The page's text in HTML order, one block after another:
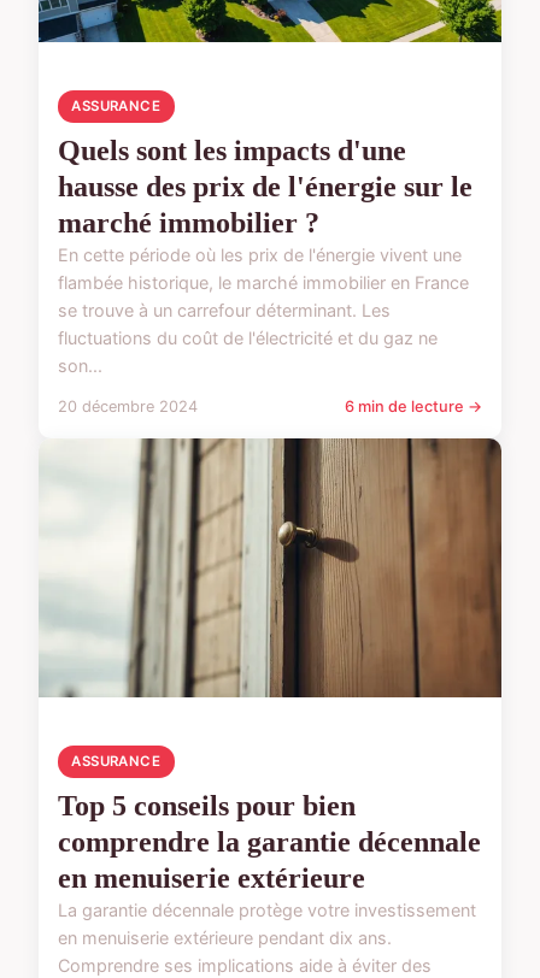
ASSURANCE
Quels sont les impacts d'une
hausse des prix de l'énergie sur le
marché immobilier ?
En cette période où les prix de l'énergie vivent une
flambée historique, le marché immobilier en France
se trouve à un carrefour déterminant. Les
fluctuations du coût de l'électricité et du gaz ne
son...
20 décembre 2024 6 min de lecture →
ASSURANCE
Top 5 conseils pour bien
comprendre la garantie décennale
en menuiserie extérieure
La garantie décennale protège votre investissement
en menuiserie extérieure pendant dix ans.
Comprendre ses implications aide à éviter des